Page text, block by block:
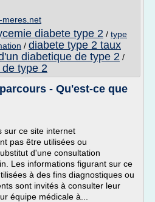
meres.net
diabete type 2 / type
/ diabete type 2 taux
diabetique de type 2 /
type 2
- Qu'est-ce que
sur ce site internet
pas être utilisées ou
d'une consultation
Les informations figurant sur ce
à des fins diagnostiques ou
sont invités à consulter leur
équipe médicale à...